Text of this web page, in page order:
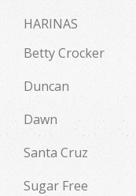
HARINAS
Betty Crocker
Duncan
Dawn
Santa Cruz
Sugar Free